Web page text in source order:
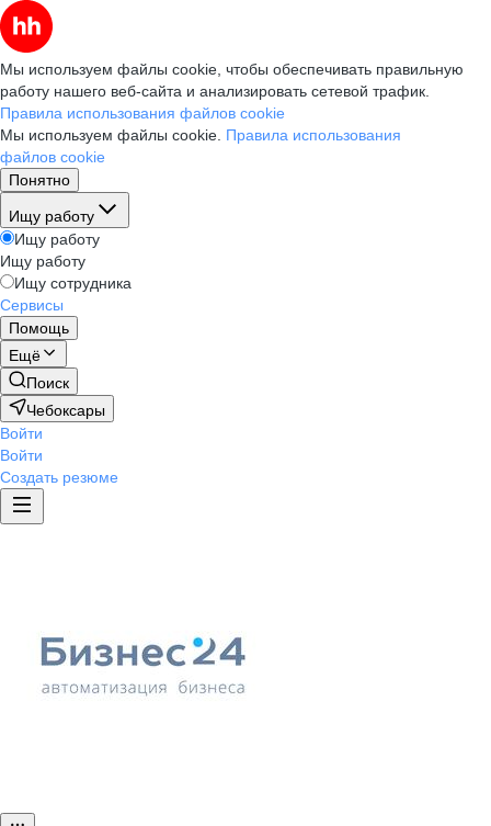
Мы используем файлы cookie, чтобы обеспечивать правильную
работу нашего веб-сайта и анализировать сетевой трафик.
Правила использования файлов cookie
Мы используем файлы cookie. Правила использования
файлов cookie
Понятно
Ищу работу
Ищу работу
Ищу работу
Ищу сотрудника
Сервисы
Помощь
Ещё
Поиск
Чебоксары
Войти
Войти
Создать резюме